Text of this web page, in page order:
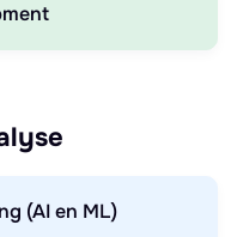
(AI en ML)